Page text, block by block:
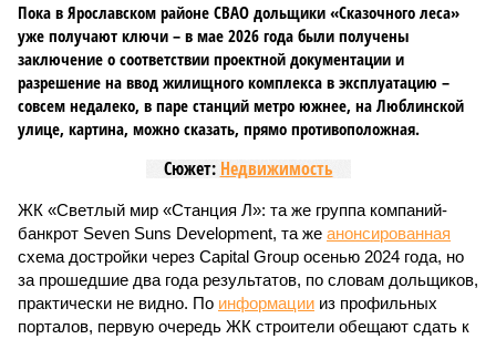
Пока в Ярославском районе СВАО дольщики «Сказочного леса»
уже получают ключи – в мае 2026 года были получены
заключение о соответствии проектной документации и
разрешение на ввод жилищного комплекса в эксплуатацию –
совсем недалеко, в паре станций метро южнее, на Люблинской
улице, картина, можно сказать, прямо противоположная.
Сюжет: Недвижимость
ЖК «Светлый мир «Станция Л»: та же группа компаний-
банкрот Seven Suns Development, та же анонсированная
схема достройки через Capital Group осенью 2024 года, но
за прошедшие два года результатов, по словам дольщиков,
практически не видно. По информации из профильных
порталов, первую очередь ЖК строители обещают сдать к